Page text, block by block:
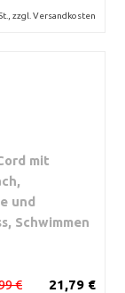
zzgl. Versandkosten
mit
und
Schwimmen
21,79 €
€